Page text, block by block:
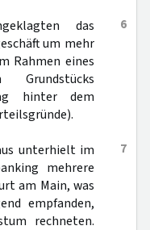
6
das
um mehr
Rahmen eines
Grundstücks
hinter dem
7
unterhielt im
mehrere
am Main, was
empfanden,
rechneten.